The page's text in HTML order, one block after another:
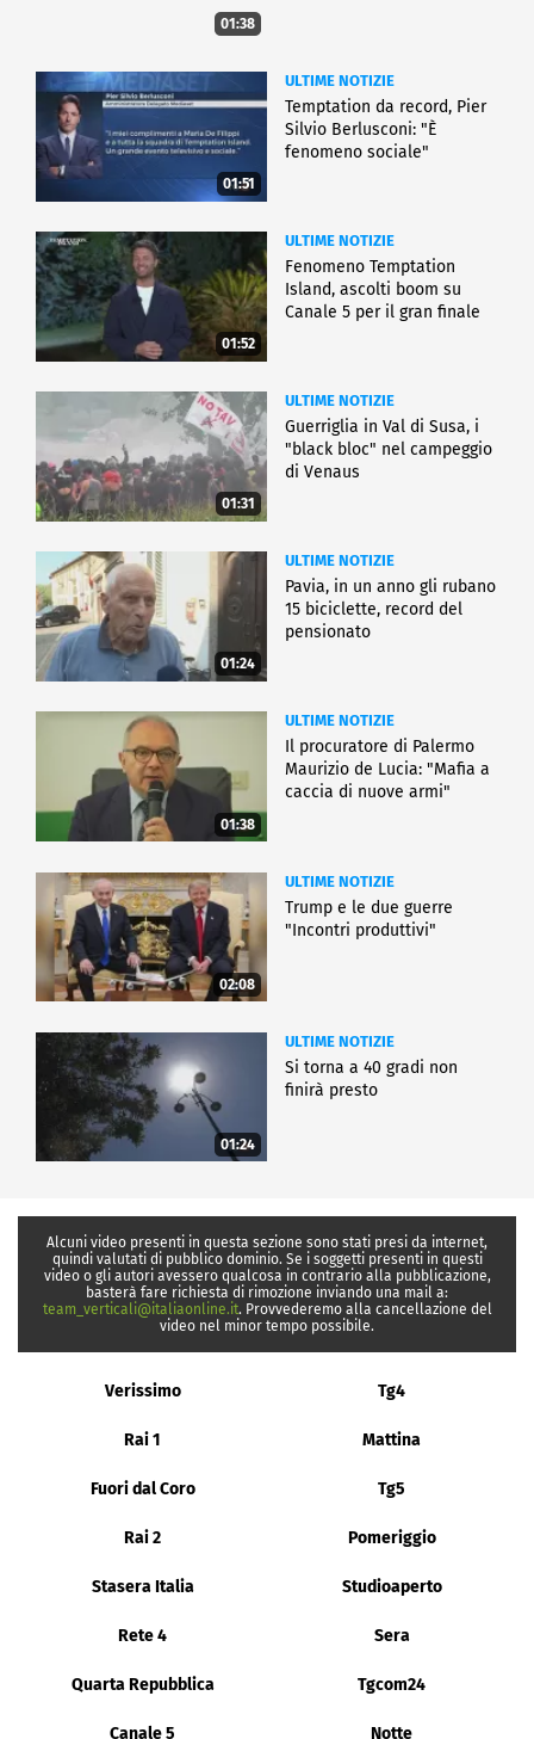
01:38
01:51
ULTIME NOTIZIE
Temptation da record, Pier
Silvio Berlusconi: "È
fenomeno sociale"
01:52
ULTIME NOTIZIE
Fenomeno Temptation
Island, ascolti boom su
Canale 5 per il gran finale
01:31
ULTIME NOTIZIE
Guerriglia in Val di Susa, i
"black bloc" nel campeggio
di Venaus
01:24
ULTIME NOTIZIE
Pavia, in un anno gli rubano
15 biciclette, record del
pensionato
01:38
ULTIME NOTIZIE
Il procuratore di Palermo
Maurizio de Lucia: "Mafia a
caccia di nuove armi"
02:08
ULTIME NOTIZIE
Trump e le due guerre
"Incontri produttivi"
01:24
ULTIME NOTIZIE
Si torna a 40 gradi non
finirà presto
Alcuni video presenti in questa sezione sono stati presi da internet,
quindi valutati di pubblico dominio. Se i soggetti presenti in questi
video o gli autori avessero qualcosa in contrario alla pubblicazione,
basterà fare richiesta di rimozione inviando una mail a:
team_verticali@italiaonline.it. Provvederemo alla cancellazione del
video nel minor tempo possibile.
Verissimo Tg4
Rai 1 Mattina
Fuori dal Coro Tg5
Rai 2 Pomeriggio
Stasera Italia Studioaperto
Rete 4 Sera
Quarta Repubblica Tgcom24
Canale 5 Notte